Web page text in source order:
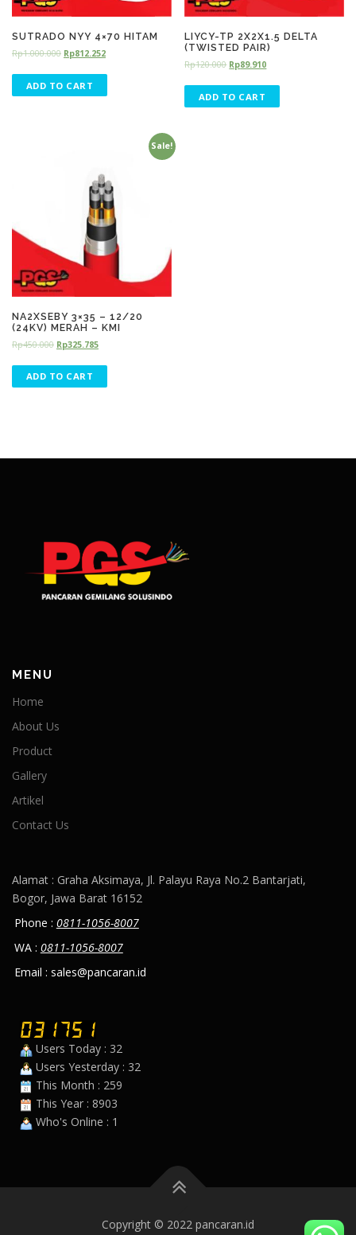
SUTRADO NYY 4×70 HITAM
Rp1.000.000 Rp812.252
ADD TO CART
LIYCY-TP 2X2X1.5 DELTA
(TWISTED PAIR)
Rp120.000 Rp89.910
ADD TO CART
Sale!
NA2XSEBY 3×35 – 12/20
(24KV) MERAH – KMI
Rp450.000 Rp325.785
ADD TO CART
MENU
Home
About Us
Product
Gallery
Artikel
Contact Us
Alamat : Graha Aksimaya, Jl. Palayu Raya No.2 Bantarjati,
Bogor, Jawa Barat 16152
Phone : 0811-1056-8007
WA : 0811-1056-8007
Email : sales@pancaran.id
Users Today : 32
Users Yesterday : 32
This Month : 259
This Year : 8903
Who's Online : 1
Copyright © 2022 pancaran.id